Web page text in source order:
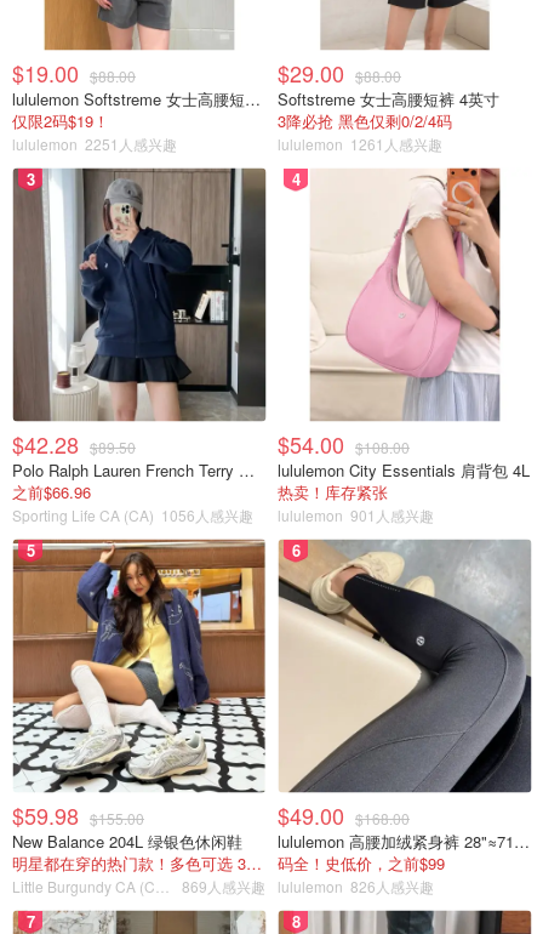
$19.00 $88.00
lululemon Softstreme 女士高腰短裤 10cm
仅限2码$19！
lululemon 2251人感兴趣
$29.00 $88.00
Softstreme 女士高腰短裤 4英寸
3降必抢 黑色仅剩0/2/4码
lululemon 1261人感兴趣
3
$42.28 $89.50
Polo Ralph Lauren French Terry 女童连帽卫衣 7-16码
之前$66.96
Sporting Life CA (CA) 1056人感兴趣
4
$54.00 $108.00
lululemon City Essentials 肩背包 4L
热卖！库存紧张
lululemon 901人感兴趣
5
$59.98 $155.00
New Balance 204L 绿银色休闲鞋
明星都在穿的热门款！多色可选 3.8折
869人感兴趣
6
$49.00 $168.00
lululemon 高腰加绒紧身裤 28"≈71cm 5个口袋
码全！史低价，之前$99
lululemon 826人感兴趣
7 8